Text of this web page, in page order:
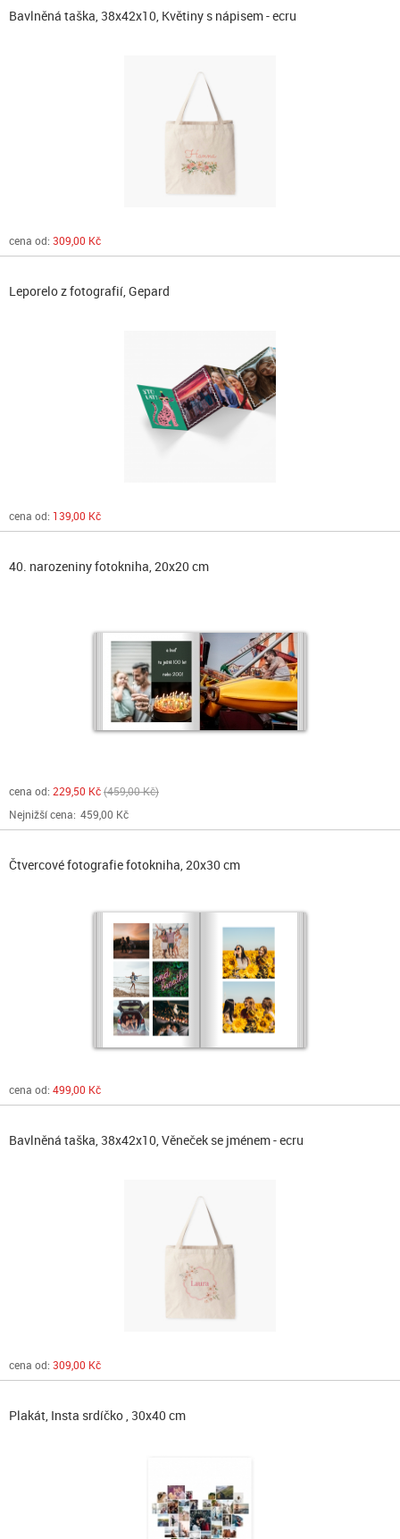
Bavlněná taška, 38x42x10, Květiny s nápisem - ecru
cena od: 309,00 Kč
Leporelo z fotografií, Gepard
cena od: 139,00 Kč
40. narozeniny fotokniha, 20x20 cm
cena od: 229,50 Kč 459,00 Kč
Nejnižší cena: 459,00 Kč
Čtvercové fotografie fotokniha, 20x30 cm
cena od: 499,00 Kč
Bavlněná taška, 38x42x10, Věneček se jménem - ecru
cena od: 309,00 Kč
Plakát, Insta srdíčko , 30x40 cm